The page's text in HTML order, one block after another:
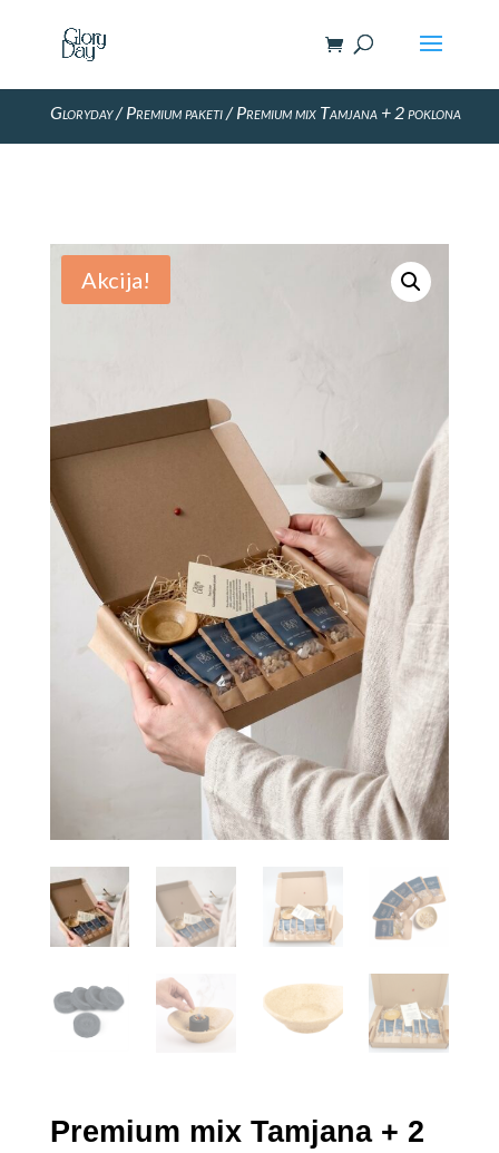
Gloryday/Premium paketi/ Premium mix Tamjana + 2 poklona
Akcija!
Premium mix Tamjana + 2